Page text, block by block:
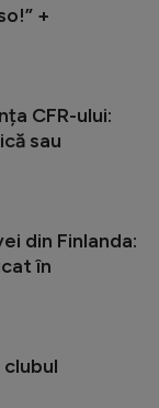
+
CFR-ului:
sau
din Finlanda:
în